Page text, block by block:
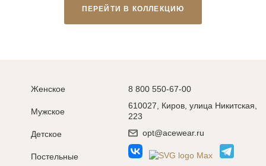
ПЕРЕЙТИ В КОЛЛЕКЦИЮ
Женское
Мужское
Детское
Постельные
8 800 550-67-00
610027, Киров, улица Никитская,
223
opt@acewear.ru